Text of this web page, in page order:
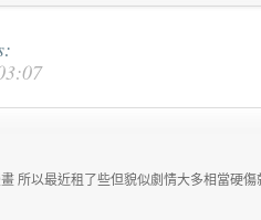
所以最近租了些但貌似劇情大多相當硬傷